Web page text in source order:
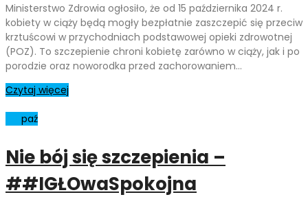
Ministerstwo Zdrowia ogłosiło, że od 15 października 2024 r.
kobiety w ciąży będą mogły bezpłatnie zaszczepić się przeciw
krztuścowi w przychodniach podstawowej opieki zdrowotnej
(POZ). To szczepienie chroni kobietę zarówno w ciąży, jak i po
porodzie oraz noworodka przed zachorowaniem…
Czytaj więcej
paź
Nie bój się szczepienia –
##IGŁOwaSpokojna